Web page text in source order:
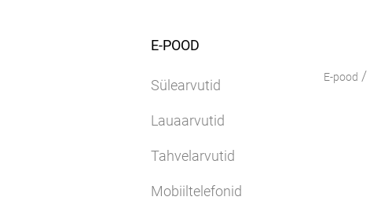
E-POOD
Sülearvutid
Lauaarvutid
Tahvelarvutid
Mobiiltelefonid
E-pood /